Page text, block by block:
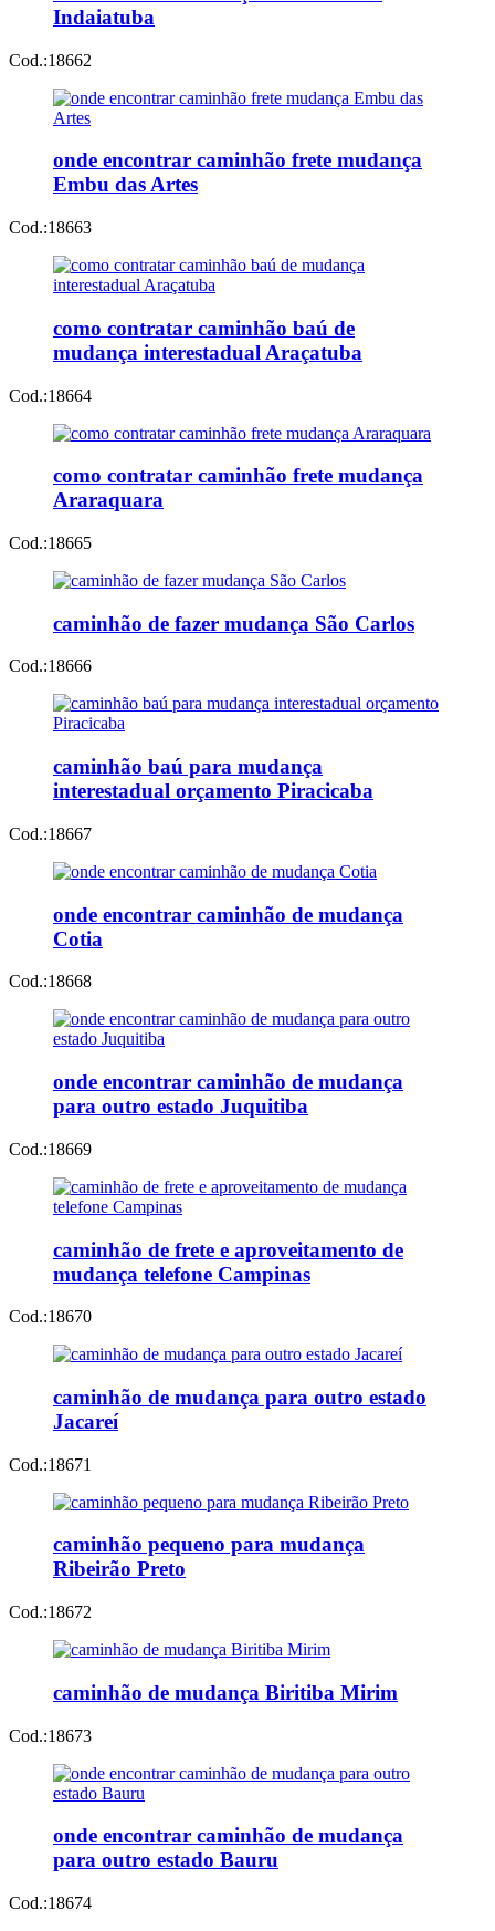
Indaiatuba
Cod.:18662
onde encontrar caminhão frete mudança
Embu das Artes
Cod.:18663
como contratar caminhão baú de
mudança interestadual Araçatuba
Cod.:18664
como contratar caminhão frete mudança
Araraquara
Cod.:18665
caminhão de fazer mudança São Carlos
Cod.:18666
caminhão baú para mudança
interestadual orçamento Piracicaba
Cod.:18667
onde encontrar caminhão de mudança
Cotia
Cod.:18668
onde encontrar caminhão de mudança
para outro estado Juquitiba
Cod.:18669
caminhão de frete e aproveitamento de
mudança telefone Campinas
Cod.:18670
caminhão de mudança para outro estado
Jacareí
Cod.:18671
caminhão pequeno para mudança
Ribeirão Preto
Cod.:18672
caminhão de mudança Biritiba Mirim
Cod.:18673
onde encontrar caminhão de mudança
para outro estado Bauru
Cod.:18674